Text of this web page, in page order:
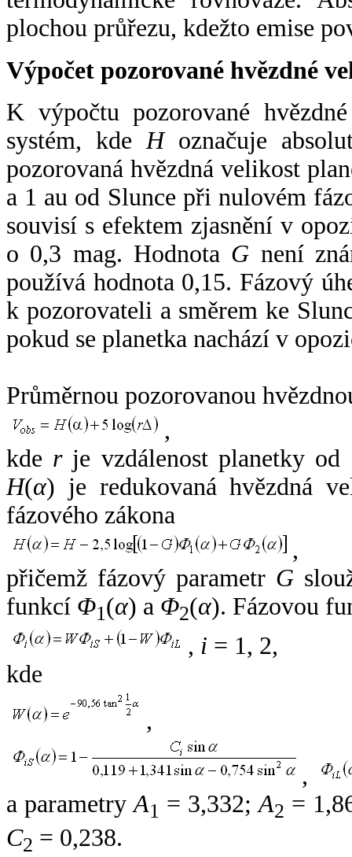
plochou průřezu, kdežto emise
Výpočet pozorované hvězdné
K výpočtu pozorované
systém, kde Hoznačuje
pozorovaná hvězdná velikost
a 1 au od Slunce při nulovém
souvisí s efektem zjasnění v
o 0,3 mag. Hodnota G není
používá hodnota 0,15. Fázový
k pozorovateli a směrem ke
pokud se planetka nachází v
Průměrnou pozorovanou
,
kde rje vzdálenost planetky od
H(α) je redukovaná hvězdná
fázového zákona
,
přičemž fázový parametr G
funkcí Φ1(α) a Φ2(α). Fázovou
, i = 1, 2,
kde
,
,
a parametryA1 = 3,332;A2 =
C2 = 0,238.